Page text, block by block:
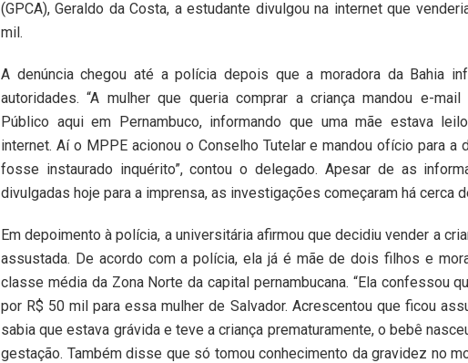
(GPCA), Geraldo da Costa, a estudante divulgou na internet que
mil.
A denúncia chegou até a polícia depois que a moradora da Bahia
autoridades. “A mulher que queria comprar a criança mandou e-
Público aqui em Pernambuco, informando que uma mãe estava
internet. Aí o MPPE acionou o Conselho Tutelar e mandou ofício para a
fosse instaurado inquérito”, contou o delegado. Apesar de as
divulgadas hoje para a imprensa, as investigações começaram há cerca
Em depoimento à polícia, a universitária afirmou que decidiu vender a
assustada. De acordo com a polícia, ela já é mãe de dois filhos e
classe média da Zona Norte da capital pernambucana. “Ela confessou
por R$ 50 mil para essa mulher de Salvador. Acrescentou que ficou
sabia que estava grávida e teve a criança prematuramente, o bebê
gestação. Também disse que só tomou conhecimento da gravidez no